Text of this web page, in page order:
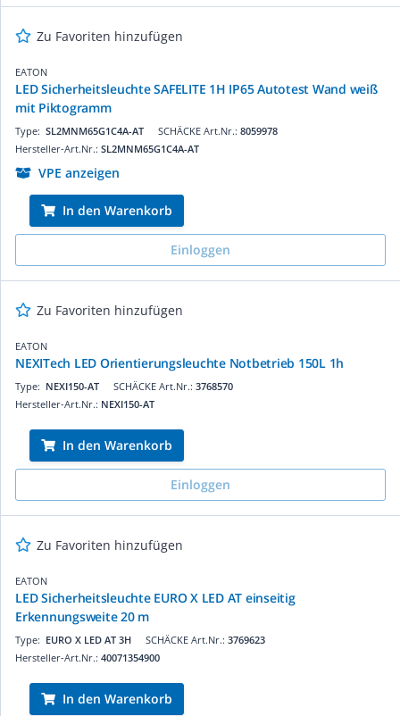
Zu Favoriten hinzufügen
EATON
LED Sicherheitsleuchte SAFELITE 1H IP65 Autotest Wand weiß
mit Piktogramm
SCHÄCKE Art.Nr.: 8059978
Type: SL2MNM65G1C4A-AT
Hersteller-Art.Nr.: SL2MNM65G1C4A-AT
VPE anzeigen
In den Warenkorb
Einloggen
Zu Favoriten hinzufügen
EATON
NEXITech LED Orientierungsleuchte Notbetrieb 150L 1h
SCHÄCKE Art.Nr.: 3768570
Type: NEXI150-AT
Hersteller-Art.Nr.: NEXI150-AT
In den Warenkorb
Einloggen
Zu Favoriten hinzufügen
EATON
LED Sicherheitsleuchte EURO X LED AT einseitig
Erkennungsweite 20 m
SCHÄCKE Art.Nr.: 3769623
Type: EURO X LED AT 3H
Hersteller-Art.Nr.: 40071354900
In den Warenkorb